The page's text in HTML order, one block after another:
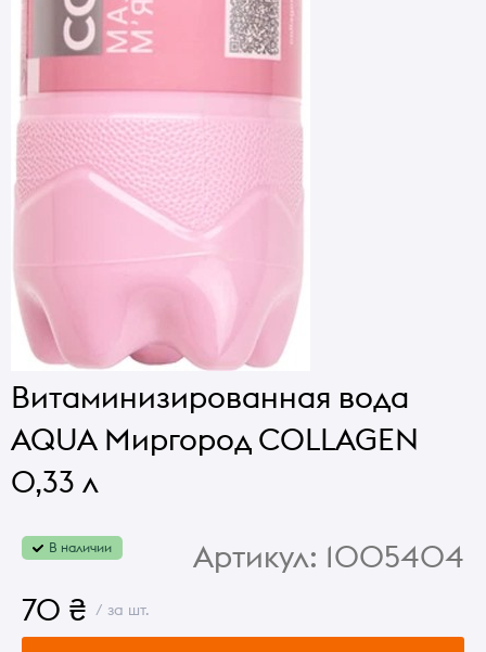
Витаминизированная вода
AQUA Миргород COLLAGEN
0,33 л
В наличии Артикул: 1005404
70 ₴ / за шт.